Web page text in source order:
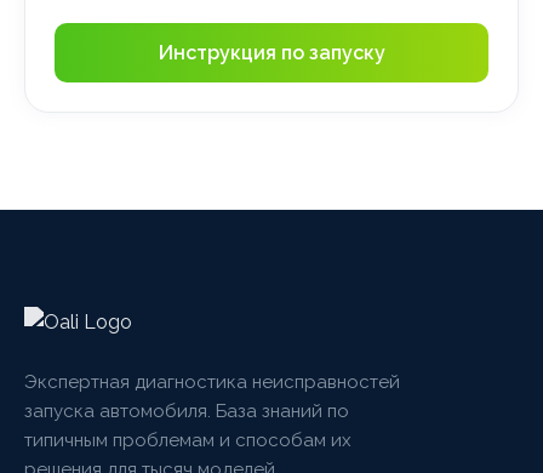
Инструкция по запуску
Экспертная диагностика неисправностей
запуска автомобиля. База знаний по
типичным проблемам и способам их